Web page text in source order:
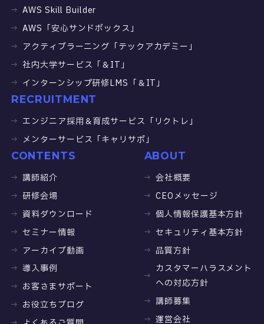
AWS Skill Builder
AWS「安心サンドボックス」
アクティブラーニング「テックアカデミー」
社内大学サービス「＆IT」
インターンシップ研修LMS「＆IT」
RECRUITMENT
エンジニア採用＆育成サービス「リクトレ」
メンターサービス「キャリサポ」
CONTENTS
講師紹介
研修会場
資料ダウンロード
セミナー情報
アーカイブ動画
導入事例
お客さまサポート
お役立ちブログ
ABOUT
会社概要
CEOメッセージ
個人情報保護基本方針
セキュリティ基本方針
品質方針
カスタマーハラスメント
への対応方針
講師募集
運営会社